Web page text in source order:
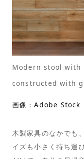
Modern stool
constructed with
画像：Adobe Stock
木製家具のなかでも
イズも小さく持ち運